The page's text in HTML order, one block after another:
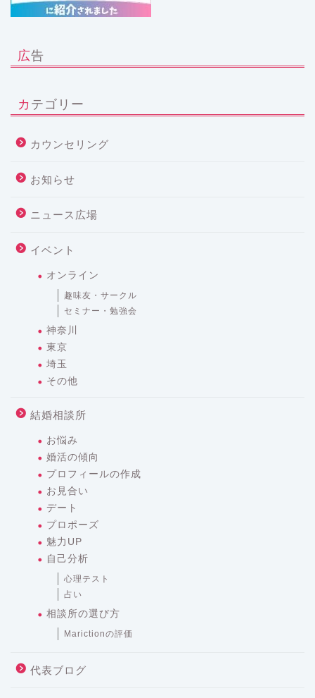
広告
カテゴリー
カウンセリング
お知らせ
ニュース広場
イベント
オンライン
趣味友・サークル
セミナー・勉強会
神奈川
東京
埼玉
その他
結婚相談所
お悩み
婚活の傾向
プロフィールの作成
お見合い
デート
プロポーズ
魅力UP
自己分析
心理テスト
占い
相談所の選び方
Marictionの評価
代表ブログ